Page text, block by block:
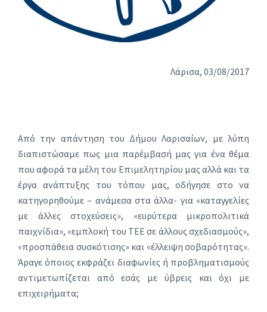
Λάρισα, 03/08/2017
Από την απάντηση του Δήμου Λαρισαίων, με λύπη
διαπιστώσαμε πως μια παρέμβασή μας για ένα θέμα
που αφορά τα μέλη του Επιμελητηρίου μας αλλά και τα
έργα ανάπτυξης του τόπου μας, οδήγησε στο να
κατηγορηθούμε – ανάμεσα στα άλλα- για «καταγγελίες
με άλλες στοχεύσεις», «ευρύτερα μικροπολιτικά
παιχνίδια», «εμπλοκή του ΤΕΕ σε άλλους σχεδιασμούς»,
«προσπάθεια συσκότισης» και «έλλειψη σοβαρότητας».
Άραγε όποιος εκφράζει διαφωνίες ή προβληματισμούς
αντιμετωπίζεται από εσάς με ύβρεις και όχι με
επιχειρήματα;